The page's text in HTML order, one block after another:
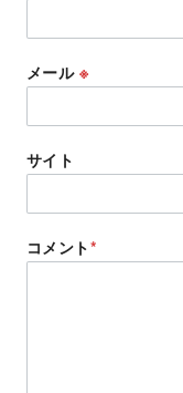
メール ※
サイト
コメント*